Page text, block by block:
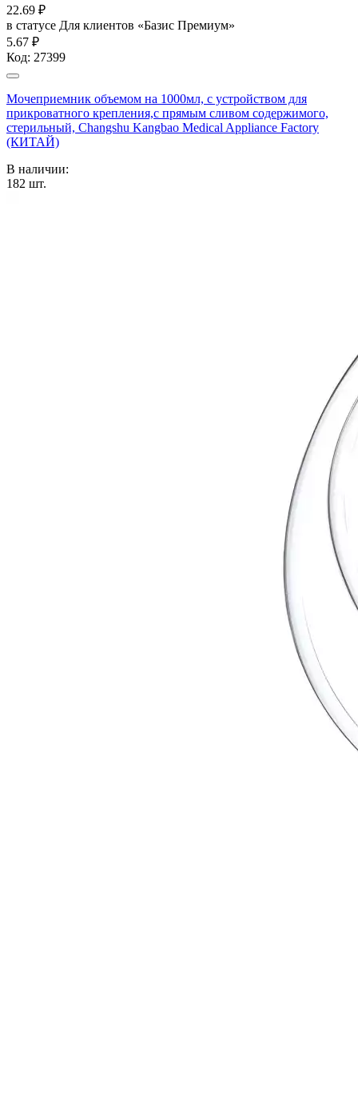
22.69 ₽
в статусе Для клиентов «Базис Премиум»
5.67 ₽
Код: 27399
Мочеприемник объемом на 1000мл, с устройством для
прикроватного крепления,с прямым сливом содержимого,
стерильный, Changshu Kangbao Medical Appliance Factory
(КИТАЙ)
В наличии:
182 шт.